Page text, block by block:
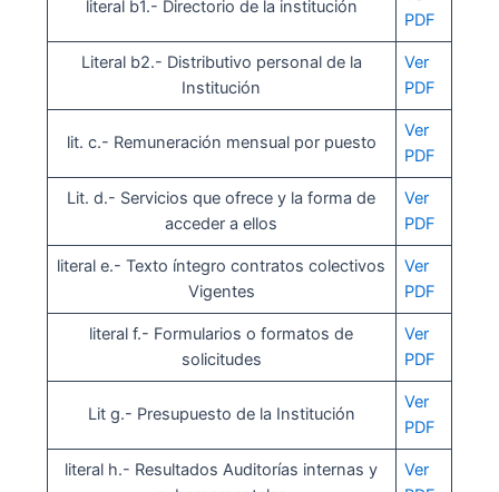
literal b1.- Directorio de la institución
PDF
Literal b2.- Distributivo personal de la
Institución
Ver
PDF
lit. c.- Remuneración mensual por puesto
Ver
PDF
Lit. d.- Servicios que ofrece y la forma de
acceder a ellos
Ver
PDF
literal e.- Texto íntegro contratos colectivos
Vigentes
Ver
PDF
literal f.- Formularios o formatos de
solicitudes
Ver
PDF
Lit g.- Presupuesto de la Institución
Ver
PDF
literal h.- Resultados Auditorías internas y
Ver